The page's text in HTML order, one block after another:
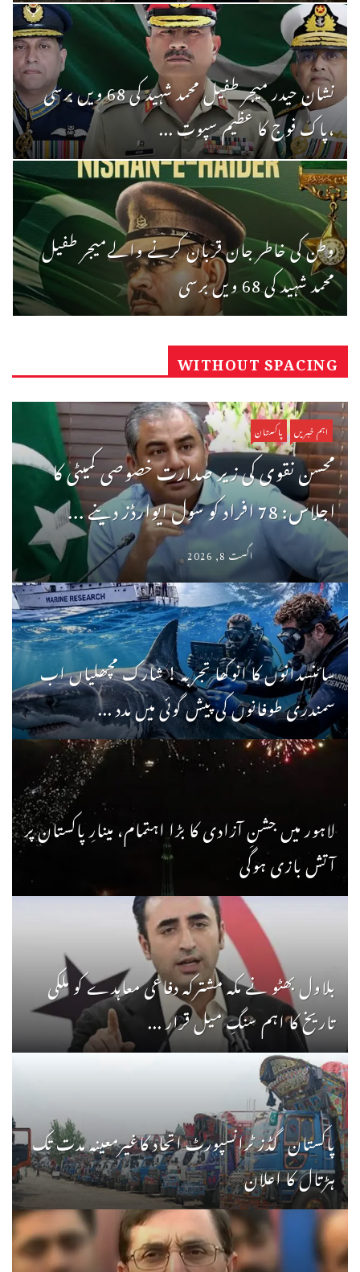
نشان حیدر میجر طفیل محمد شہید کی 68 ویں برسی
،پاک فوج کا عظیم سپوت ...
وطن کی خاطر جان قربان کرنے والےمیجر طفیل
محمد شہید کی 68 ویں برسی
WITHOUT SPACING
اہم خبریں پاکستان
محسن نقوی کی زیر صدارت خصوصی کمیٹی کا
اجلاس: 78 افراد کو سول ایوارڈز دینے ...
اگست 8, 2026
سائنسدانوں کا انوکھا تجربہ ! شارک مچھلیاں اب
سمندری طوفانوں کی پیش گوئی میں مدد ...
لاہور میں جشنِ آزادی کا بڑا اہتمام، مینارِ پاکستان پر
آتش بازی ہوگی
بلاول بھٹو نے مکہ مشترکہ دفاعی معاہدے کو ملکی
تاریخ کا اہم سنگِ میل قرار ...
پاکستان گڈز ٹرانسپورٹ اتحاد کاغیرمعینہ مدت تک
ہڑتال کا اعلان